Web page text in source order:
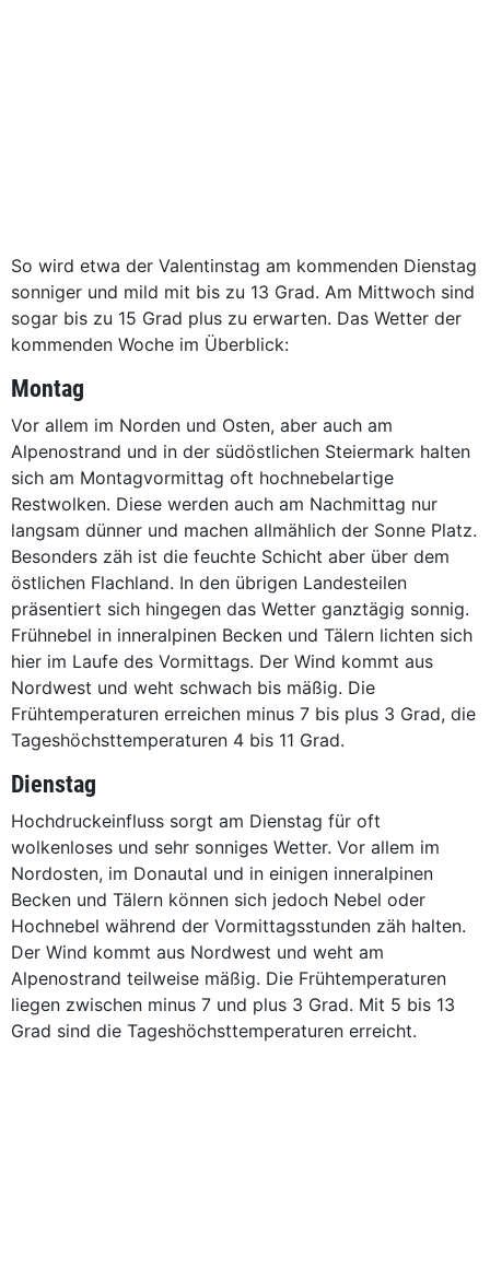
So wird etwa der Valentinstag am kommenden Dienstag
sonniger und mild mit bis zu 13 Grad. Am Mittwoch sind
sogar bis zu 15 Grad plus zu erwarten. Das Wetter der
kommenden Woche im Überblick:
Montag
Vor allem im Norden und Osten, aber auch am
Alpenostrand und in der südöstlichen Steiermark halten
sich am Montagvormittag oft hochnebelartige
Restwolken. Diese werden auch am Nachmittag nur
langsam dünner und machen allmählich der Sonne Platz.
Besonders zäh ist die feuchte Schicht aber über dem
östlichen Flachland. In den übrigen Landesteilen
präsentiert sich hingegen das Wetter ganztägig sonnig.
Frühnebel in inneralpinen Becken und Tälern lichten sich
hier im Laufe des Vormittags. Der Wind kommt aus
Nordwest und weht schwach bis mäßig. Die
Frühtemperaturen erreichen minus 7 bis plus 3 Grad, die
Tageshöchsttemperaturen 4 bis 11 Grad.
Dienstag
Hochdruckeinfluss sorgt am Dienstag für oft
wolkenloses und sehr sonniges Wetter. Vor allem im
Nordosten, im Donautal und in einigen inneralpinen
Becken und Tälern können sich jedoch Nebel oder
Hochnebel während der Vormittagsstunden zäh halten.
Der Wind kommt aus Nordwest und weht am
Alpenostrand teilweise mäßig. Die Frühtemperaturen
liegen zwischen minus 7 und plus 3 Grad. Mit 5 bis 13
Grad sind die Tageshöchsttemperaturen erreicht.